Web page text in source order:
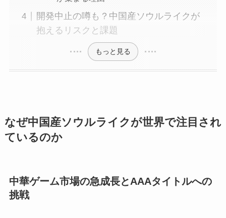
開発中止の噂も？中国産ソウルライクが
抱えるリスクと課題
もっと見る
なぜ中国産ソウルライクが世界で注目され
ているのか
中華ゲーム市場の急成長とAAAタイトルへの
挑戦